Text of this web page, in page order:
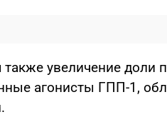
также увеличение доли
агонисты ГПП-1,